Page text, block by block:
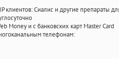
клиентов: Сиалис и другие препараты
Money и с банковских карт Master Card
телефонам: